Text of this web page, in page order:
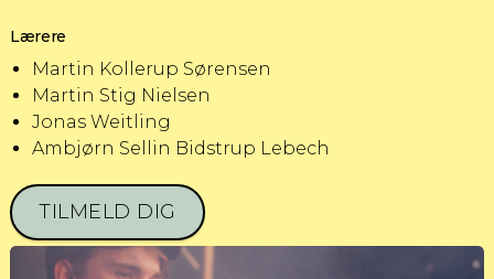
Lærere
Martin Kollerup Sørensen
Martin Stig Nielsen
Jonas Weitling
Ambjørn Sellin Bidstrup Lebech
TILMELD DIG